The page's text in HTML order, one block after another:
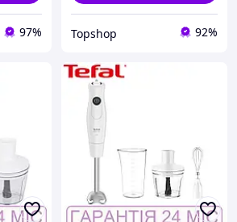
97% Topshop 92%